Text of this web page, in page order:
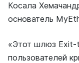
Косала
основатель
«Этот шлюз Exit-
пользователей